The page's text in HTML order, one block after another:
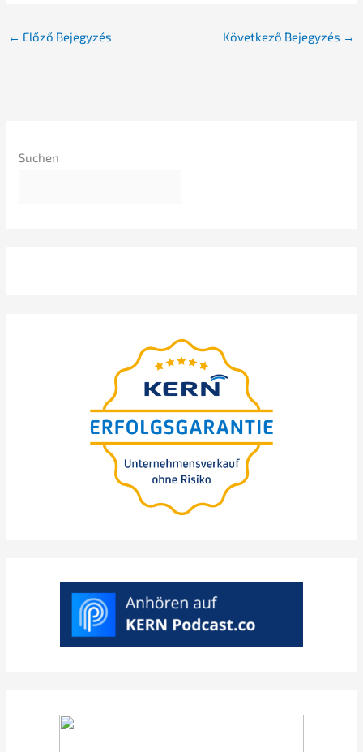
← Előző Bejegyzés Követ­ke­ző Bejegy­zés →
Suchen
Vállala­térté­ke­sí­tés (M
kocká­zat és érték­vesz­tés
nélkül
KI EGY KÍVÁNT